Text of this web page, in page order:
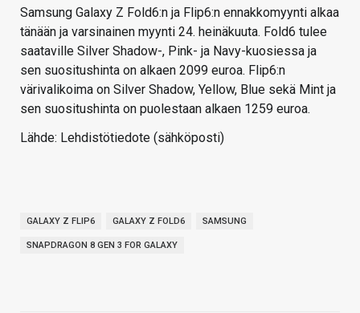
Samsung Galaxy Z Fold6:n ja Flip6:n ennakkomyynti alkaa
tänään ja varsinainen myynti 24. heinäkuuta. Fold6 tulee
saataville Silver Shadow-, Pink- ja Navy-kuosiessa ja
sen suositushinta on alkaen 2099 euroa. Flip6:n
värivalikoima on Silver Shadow, Yellow, Blue sekä Mint ja
sen suositushinta on puolestaan alkaen 1259 euroa.
Lähde: Lehdistötiedote (sähköposti)
GALAXY Z FLIP6 GALAXY Z FOLD6 SAMSUNG
SNAPDRAGON 8 GEN 3 FOR GALAXY